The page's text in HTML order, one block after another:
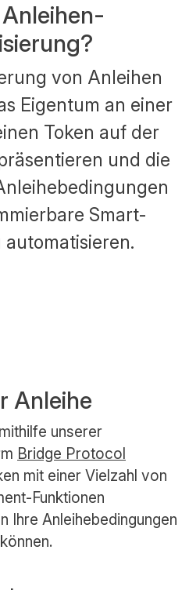
von Anleihen
Eigentum an einer
Token auf der
und die
Smart-
Anleihe
unserer
Bridge Protocol
mit einer Vielzahl von
Funktionen
Ihre Anleihebedingungen